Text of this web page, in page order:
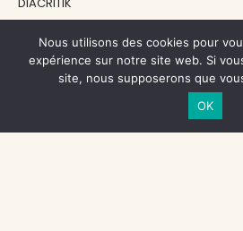
NOS SOUTIENS
CENTRE NATIONAL DU LIVRE
Nous utilisons des cookies pour
expérience sur notre site web. Si
site, nous supposerons que
OK